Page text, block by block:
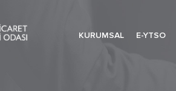
KURUMSAL E-YTSO